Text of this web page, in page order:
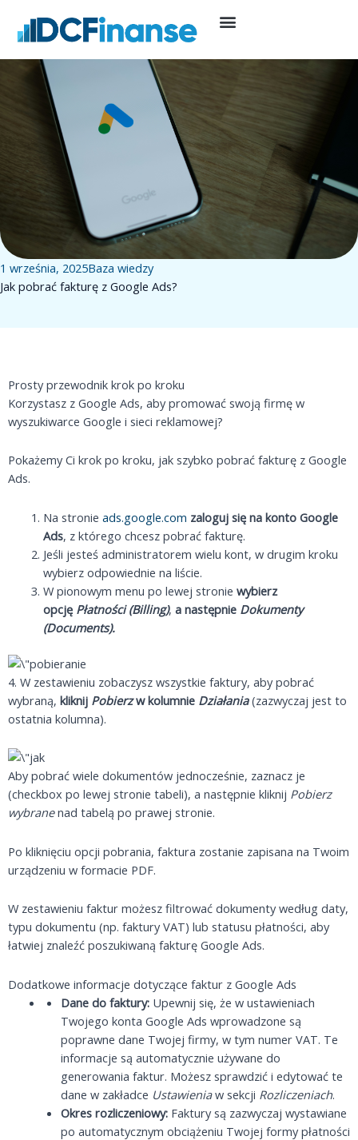
treści
1 września, 2025Baza wiedzy
Jak pobrać fakturę z Google Ads?
Prosty przewodnik krok po kroku
Korzystasz z Google Ads, aby promować swoją firmę w
wyszukiwarce Google i sieci reklamowej?
Pokażemy Ci krok po kroku, jak szybko pobrać fakturę z Google
Ads.
Na stronie ads.google.com zaloguj się na konto Google
Ads, z którego chcesz pobrać fakturę.
Jeśli jesteś administratorem wielu kont, w drugim kroku
wybierz odpowiednie na liście.
W pionowym menu po lewej stronie wybierz
opcję Płatności (Billing), a następnie Dokumenty
(Documents).
4. W zestawieniu zobaczysz wszystkie faktury, aby pobrać
wybraną, kliknij Pobierzw kolumnie Działania(zazwyczaj jest to
ostatnia kolumna).
Aby pobrać wiele dokumentów jednocześnie, zaznacz je
(checkbox po lewej stronie tabeli), a następnie kliknij Pobierz
wybranenad tabelą po prawej stronie.
Po kliknięciu opcji pobrania, faktura zostanie zapisana na Twoim
urządzeniu w formacie PDF.
W zestawieniu faktur możesz filtrować dokumenty według daty,
typu dokumentu (np. faktury VAT) lub statusu płatności, aby
łatwiej znaleźć poszukiwaną fakturę Google Ads.
Dodatkowe informacje dotyczące faktur z Google Ads
Dane do faktury:Upewnij się, że w ustawieniach
Twojego konta Google Ads wprowadzone są
poprawne dane Twojej firmy, w tym numer VAT. Te
informacje są automatycznie używane do
generowania faktur. Możesz sprawdzić i edytować te
dane w zakładce Ustawieniaw sekcji Rozliczeniach.
Okres rozliczeniowy:Faktury są zazwyczaj wystawiane
po automatycznym obciążeniu Twojej formy płatności